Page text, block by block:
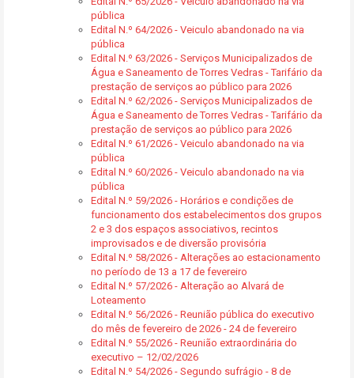
pública
Edital N.º 64/2026 - Veiculo abandonado na via
pública
Edital N.º 63/2026 - Serviços Municipalizados de
Água e Saneamento de Torres Vedras - Tarifário da
prestação de serviços ao público para 2026
Edital N.º 62/2026 - Serviços Municipalizados de
Água e Saneamento de Torres Vedras - Tarifário da
prestação de serviços ao público para 2026
Edital N.º 61/2026 - Veiculo abandonado na via
pública
Edital N.º 60/2026 - Veiculo abandonado na via
pública
Edital N.º 59/2026 - Horários e condições de
funcionamento dos estabelecimentos dos grupos
2 e 3 dos espaços associativos, recintos
improvisados e de diversão provisória
Edital N.º 58/2026 - Alterações ao estacionamento
no período de 13 a 17 de fevereiro
Edital N.º 57/2026 - Alteração ao Alvará de
Loteamento
Edital N.º 56/2026 - Reunião pública do executivo
do mês de fevereiro de 2026 - 24 de fevereiro
Edital N.º 55/2026 - Reunião extraordinária do
executivo – 12/02/2026
Edital N.º 54/2026 - Segundo sufrágio - 8 de